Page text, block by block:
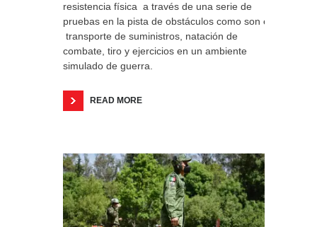
resistencia física a través de una serie de
pruebas en la pista de obstáculos como son el
transporte de suministros, natación de
combate, tiro y ejercicios en un ambiente
simulado de guerra.
READ MORE